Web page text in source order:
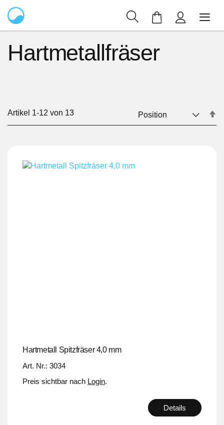
Mein
Hartmetallfräser
Artikel 1-12 von 13
Hartmetall Spitzfräser 4,0 mm
Art. Nr.: 3034
Preis sichtbar nach Login.
Details